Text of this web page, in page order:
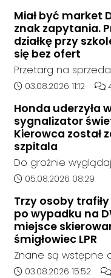
policja, został on
sobotę, 1 sierpnia,
kompleksu
raciborskim, w
śląskim.
Miał być market
znak zapytania.
działkę przy
się bez ofert
Przetarg na
Zespole Szkół
Kędzierzynie-Koźlu
bez rozstrzygnięcia.
wcześniejszego
terenem ze strony
postępowania nie
żaden oferent.
Data dodania artykułu:
03.08.2026 11:12
Honda uderzyła
sygnalizator
Kierowca został
szpitala
Do groźnie
zdarzenia
godziny 6:30
samochodem
zjechał z drogi i
sygnalizator świetlny.
Data dodania artykułu:
05.08.2026 08:29
Trzy osoby
po wypadku na
miejsce
śmigłowiec LPR
Znane są wstępne
zdarzenia
Data dodania artykułu:
03.08.2026 15:52